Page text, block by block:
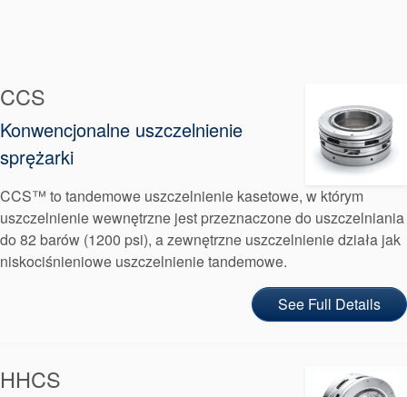
wspomagające
CCS
Konwencjonalne uszczelnienie
sprężarki
CCS™ to tandemowe uszczelnienie kasetowe, w którym
uszczelnienie wewnętrzne jest przeznaczone do uszczelniania
do 82 barów (1200 psi), a zewnętrzne uszczelnienie działa jak
niskociśnieniowe uszczelnienie tandemowe.
See Full Details
HHCS